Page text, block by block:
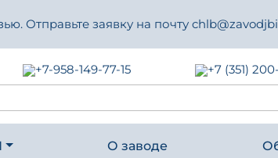
Отправьте заявку на почту
+7-958-149-77-15 +7 (351)
О заводе